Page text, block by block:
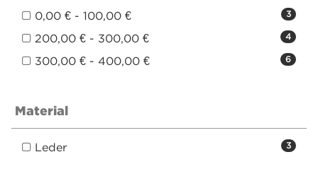
3
0,00 € - 100,00 €
4
200,00 € - 300,00 €
6
300,00 € - 400,00 €
Material
3
Leder